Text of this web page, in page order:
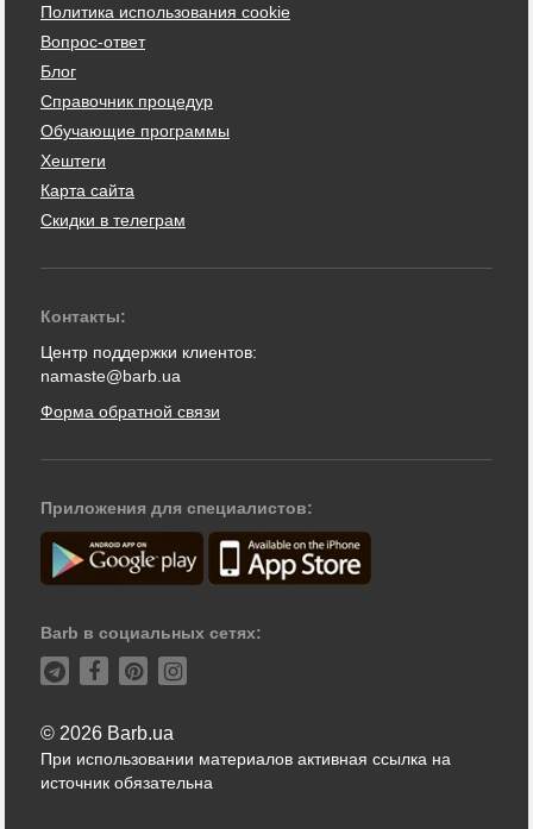
Политика использования cookie
Вопрос-ответ
Блог
Справочник процедур
Обучающие программы
Хештеги
Карта сайта
Скидки в телеграм
Контакты:
Центр поддержки клиентов:
namaste@barb.ua
Форма обратной связи
Приложения для специалистов:
Barb в социальных сетях:
© 2026 Barb.ua
При использовании материалов активная ссылка на
источник обязательна